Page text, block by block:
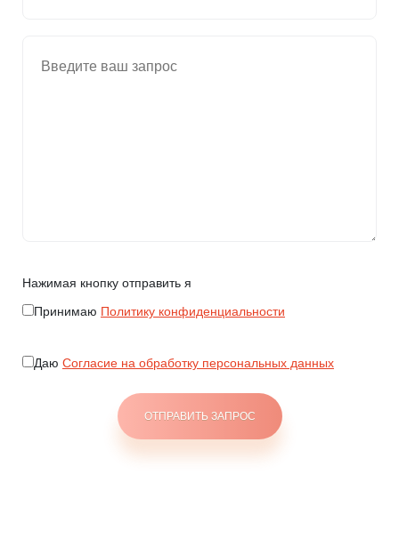
Нажимая кнопку отправить я
Принимаю Политику конфиденциальности
Даю Согласие на обработку персональных данных